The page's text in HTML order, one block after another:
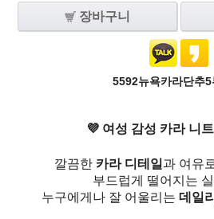
장바구니
5592뉴욕카라단추5
💜 여성 감성 카라 니
깔끔한 카라 디테일 과 여유
부드럽게 떨어지는
누구에게나 잘 어울리는 데일